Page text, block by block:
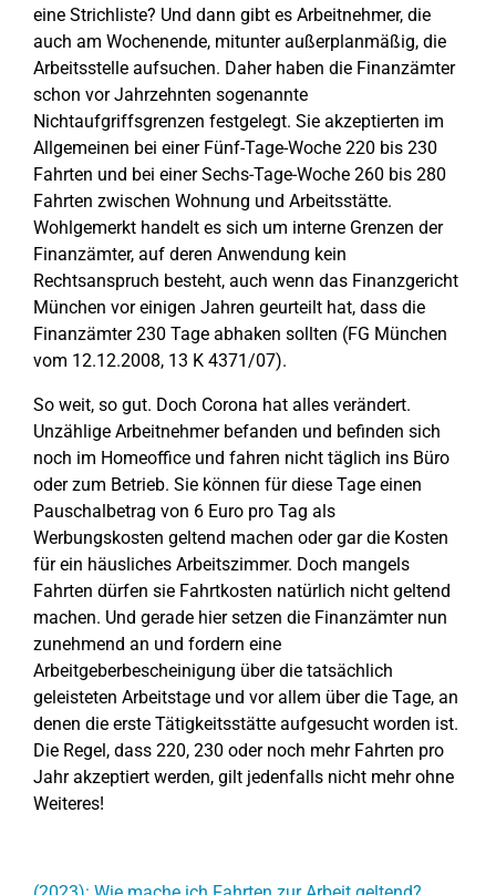
eine Strichliste? Und dann gibt es Arbeitnehmer, die
auch am Wochenende, mitunter außerplanmäßig, die
Arbeitsstelle aufsuchen. Daher haben die Finanzämter
schon vor Jahrzehnten sogenannte
Nichtaufgriffsgrenzen festgelegt. Sie akzeptierten im
Allgemeinen bei einer Fünf-Tage-Woche 220 bis 230
Fahrten und bei einer Sechs-Tage-Woche 260 bis 280
Fahrten zwischen Wohnung und Arbeitsstätte.
Wohlgemerkt handelt es sich um interne Grenzen der
Finanzämter, auf deren Anwendung kein
Rechtsanspruch besteht, auch wenn das Finanzgericht
München vor einigen Jahren geurteilt hat, dass die
Finanzämter 230 Tage abhaken sollten (FG München
vom 12.12.2008, 13 K 4371/07).
So weit, so gut. Doch Corona hat alles verändert.
Unzählige Arbeitnehmer befanden und befinden sich
noch im Homeoffice und fahren nicht täglich ins Büro
oder zum Betrieb. Sie können für diese Tage einen
Pauschalbetrag von 6 Euro pro Tag als
Werbungskosten geltend machen oder gar die Kosten
für ein häusliches Arbeitszimmer. Doch mangels
Fahrten dürfen sie Fahrtkosten natürlich nicht geltend
machen. Und gerade hier setzen die Finanzämter nun
zunehmend an und fordern eine
Arbeitgeberbescheinigung über die tatsächlich
geleisteten Arbeitstage und vor allem über die Tage, an
denen die erste Tätigkeitsstätte aufgesucht worden ist.
Die Regel, dass 220, 230 oder noch mehr Fahrten pro
Jahr akzeptiert werden, gilt jedenfalls nicht mehr ohne
Weiteres!